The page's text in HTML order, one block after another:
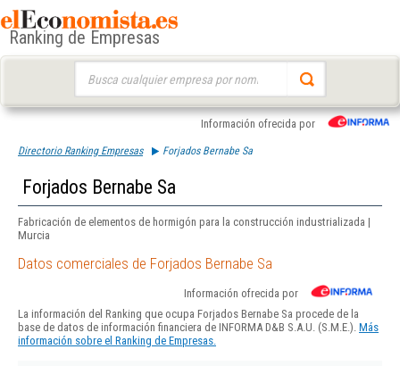
Ranking de Empresas
Información ofrecida por
Directorio Ranking Empresas Forjados Bernabe Sa
Forjados Bernabe Sa
Fabricación de elementos de hormigón para la construcción industrializada |
Murcia
Datos comerciales de Forjados Bernabe Sa
Información ofrecida por
La información del Ranking que ocupa Forjados Bernabe Sa procede de la
base de datos de información financiera de INFORMA D&B S.A.U. (S.M.E.). Más
información sobre el Ranking de Empresas.